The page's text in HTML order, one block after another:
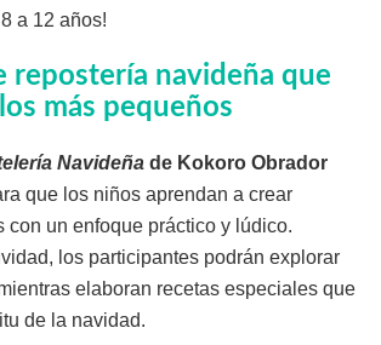
a 12 años!
repostería navideña que
más pequeños
Navideña de Kokoro Obrador
que los niños aprendan a crear
con un enfoque práctico y lúdico.
los participantes podrán explorar
elaboran recetas especiales que
de la navidad.